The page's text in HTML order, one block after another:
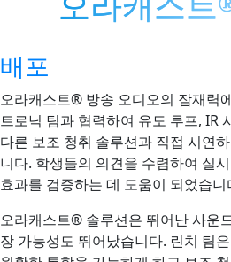
배포
오라캐스트® 방송 오디오의 잠재력
트로닉 팀과 협력하여 유도 루프, IR
다른 보조 청취 솔루션과 직접 시연
니다. 학생들의 의견을 수렴하여 실
효과를 검증하는 데 도움이 되었습니
오라캐스트® 솔루션은 뛰어난 사운
장 가능성도 뛰어났습니다. 린치 팀